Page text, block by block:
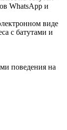
WhatsApp и
виде
с батутами и
поведения на